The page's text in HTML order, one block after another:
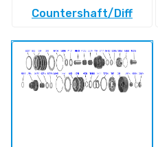
Countershaft/Diff